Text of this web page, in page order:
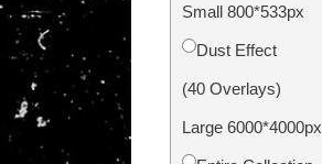
ảnh Dịch vụ phục hồi ảnh
Small 800*533px
Dust Effect
(40 Overlays)
Large 6000*4000px